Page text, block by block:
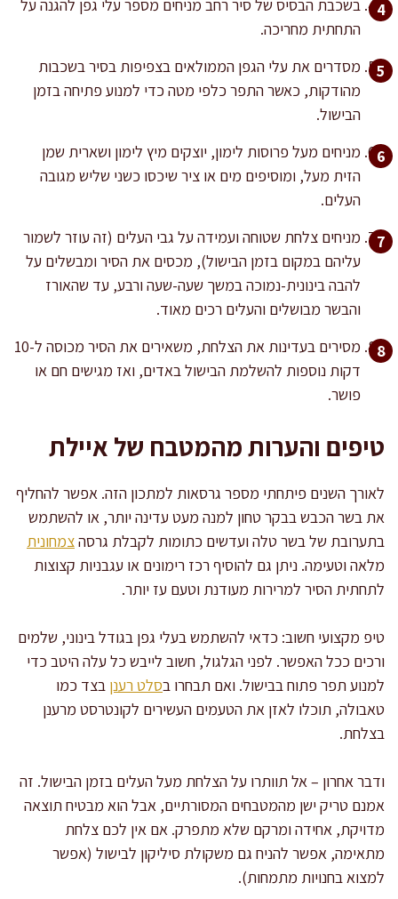
בשכבת הבסיס של סיר רחב מניחים מספר עלי גפן להגנה על
התחתית מחריכה.
מסדרים את עלי הגפן הממולאים בצפיפות בסיר בשכבות
מהודקות, כאשר התפר כלפי מטה כדי למנוע פתיחה בזמן
הבישול.
מניחים מעל פרוסות לימון, יוצקים מיץ לימון ושארית שמן
הזית מעל, ומוסיפים מים או ציר שיכסו כשני שליש מגובה
העלים.
מניחים צלחת שטוחה ועמידה על גבי העלים (זה עוזר לשמור
עליהם במקום בזמן הבישול), מכסים את הסיר ומבשלים על
להבה בינונית-נמוכה במשך שעה-שעה ורבע, עד שהאורז
והבשר מבושלים והעלים רכים מאוד.
מסירים בעדינות את הצלחת, משאירים את הסיר מכוסה ל-10
דקות נוספות להשלמת הבישול באדים, ואז מגישים חם או
פושר.
טיפים והערות מהמטבח של איילת
לאורך השנים פיתחתי מספר גרסאות למתכון הזה. אפשר להחליף
את בשר הכבש בבקר טחון למנה מעט עדינה יותר, או להשתמש
בתערובת של בשר טלה ועדשים כתומות לקבלת גרסהצמחונית
מלאה וטעימה. ניתן גם להוסיף רכז רימונים או עגבניות קצוצות
לתחתית הסיר למרירות מעודנת וטעם עז יותר.
טיפ מקצועי חשוב: כדאי להשתמש בעלי גפן בגודל בינוני, שלמים
ורכים ככל האפשר. לפני הגלגול, חשוב לייבש כל עלה היטב כדי
למנוע תפר פתוח בבישול. ואם תבחרו בסלט רענן בצד כמו
טאבולה, תוכלו לאזן את הטעמים העשירים לקונטרסט מרענן
בצלחת.
ודבר אחרון – אל תוותרו על הצלחת מעל העלים בזמן הבישול. זה
אמנם טריק ישן מהמטבחים המסורתיים, אבל הוא מבטיח תוצאה
מדויקת, אחידה ומרקם שלא מתפרק. אם אין לכם צלחת
מתאימה, אפשר להניח גם משקולת סיליקון לבישול (אפשר
למצוא בחנויות מתמחות).